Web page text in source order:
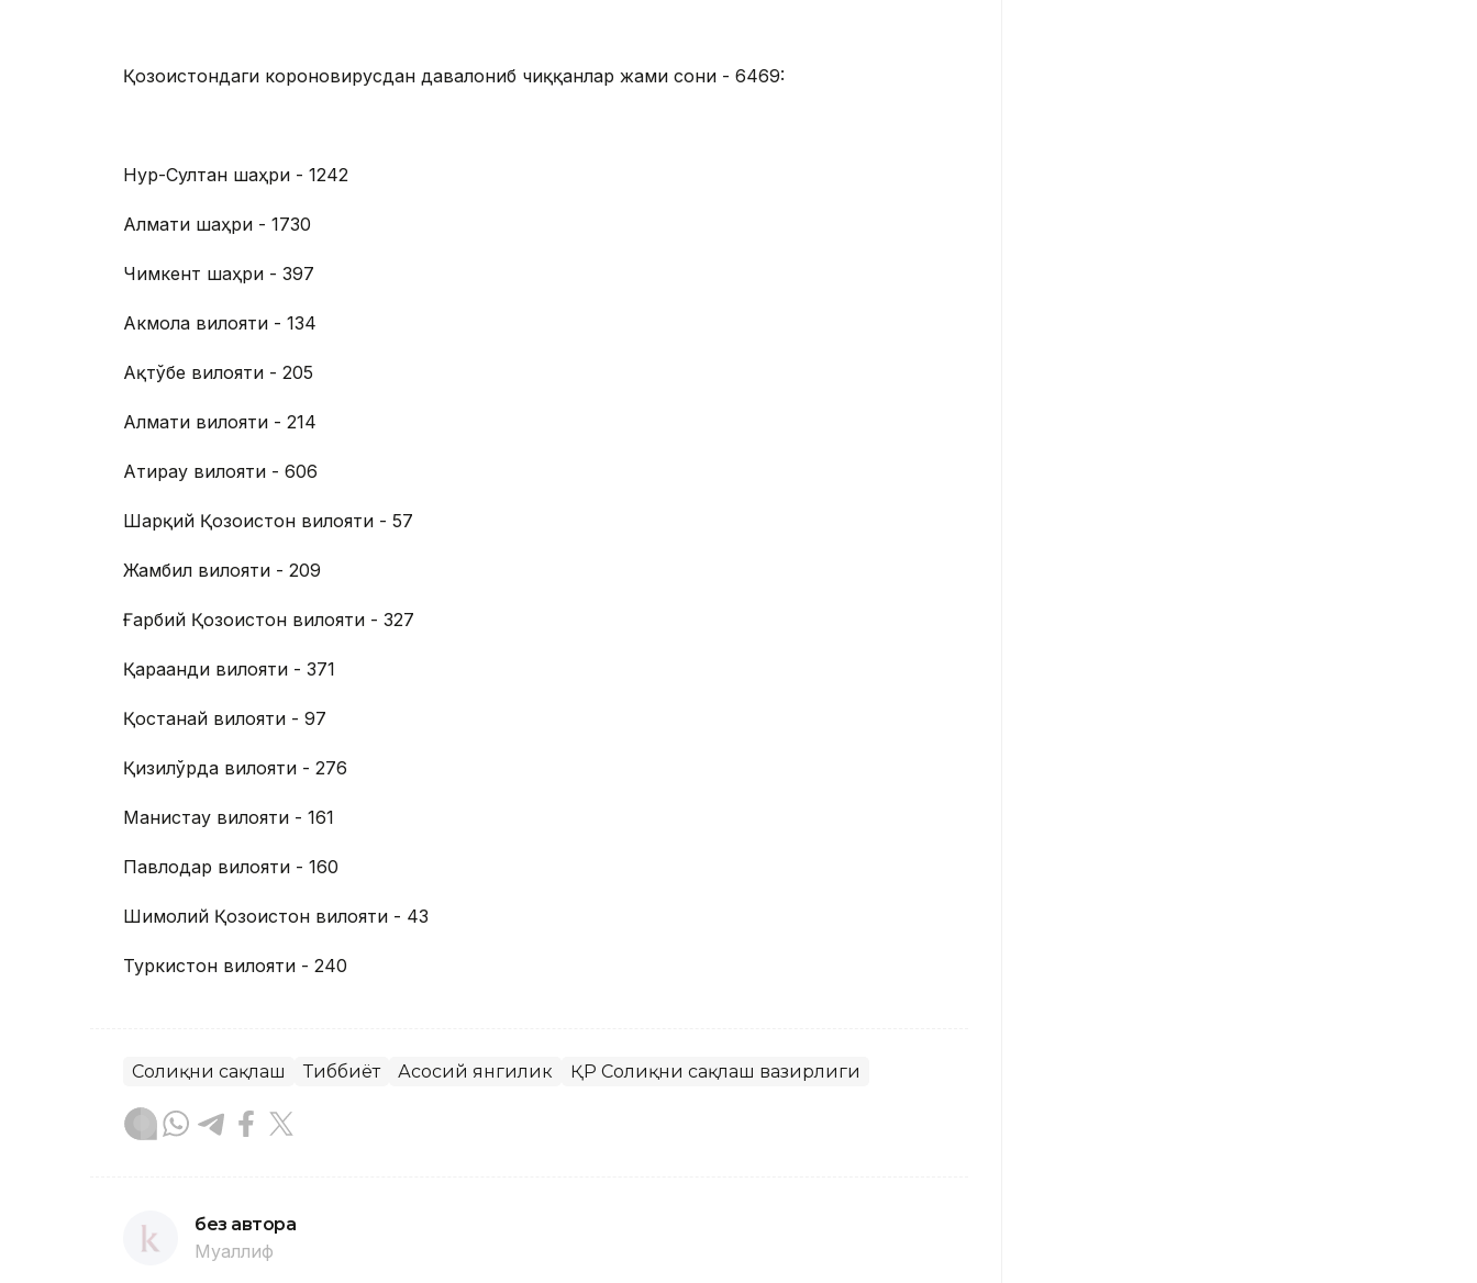
Қозоғистондаги короновирусдан давалониб чиққанлар жами сони - 6469:
Нур-Султан шаҳри - 1242
Алмати шаҳри - 1730
Чимкент шаҳри - 397
Акмола вилояти - 134
Ақтўбе вилояти - 205
Алмати вилояти - 214
Атирау вилояти - 606
Шарқий Қозоғистон вилояти - 57
Жамбил вилояти - 209
Ғарбий Қозоғистон вилояти - 327
Қарағанди вилояти - 371
Қостанай вилояти - 97
Қизилўрда вилояти - 276
Манғистау вилояти - 161
Павлодар вилояти - 160
Шимолий Қозоғистон вилояти - 43
Туркистон вилояти - 240
Соғлиқни сақлаш Тиббиёт Асосий янгилик ҚР Соғлиқни сақлаш вазирлиги
без автора
Муаллиф